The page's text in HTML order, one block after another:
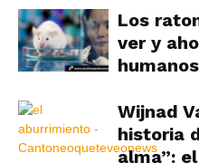
Los
ver y
humanos
Wijnad
historia
alma”: